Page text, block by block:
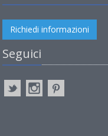
Richiedi informazioni
Seguici